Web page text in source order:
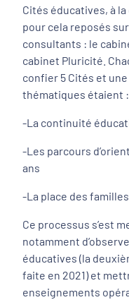
Cités éducatives, à la
pour cela reposés
consultants : le
cabinet Pluricité.
confier 5 Cités et
thématiques étaient :
-La continuité
-Les parcours
ans
-La place des
Ce processus s’est
notamment
éducatives (la
faite en 2021) et
enseignements